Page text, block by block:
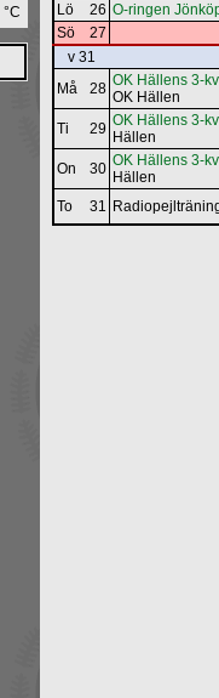
°C
Lö
26 O-ringen
Sö
27
v 31
Må
28 OK Hällens 3-
OK Hällen
Ti
29 OK Hällens 3-
Hällen
On
30 OK Hällens 3-
Hällen
To
31